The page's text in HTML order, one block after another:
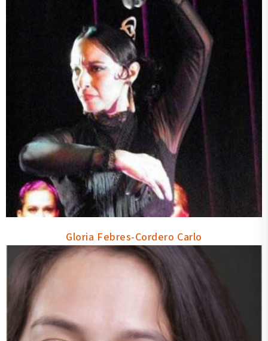
Gloria Febres-Cordero Carlo